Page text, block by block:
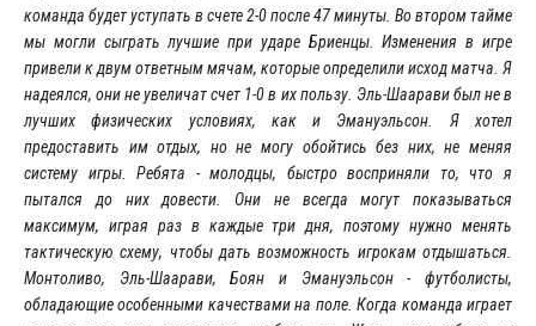
команда будет уступать в счете 2-0 после 47 минуты. Во втором тайме
мы могли сыграть лучшие при ударе Бриенцы. Изменения в игре
привели к двум ответным мячам, которые определили исход матча. Я
надеялся, они не увеличат счет 1-0 в их пользу. Эль-Шаарави был не в
лучших физических условиях, как и Эмануэльсон. Я хотел
предоставить им отдых, но не могу обойтись без них, не меняя
систему игры. Ребята - молодцы, быстро восприняли то, что я
пытался до них довести. Они не всегда могут показываться
максимум, играя раз в каждые три дня, поэтому нужно менять
тактическую схему, чтобы дать возможность игрокам отдышаться.
Монтоливо, Эль-Шаарави, Боян и Эмануэльсон - футболисты,
обладающие особенными качествами на поле. Когда команда играет